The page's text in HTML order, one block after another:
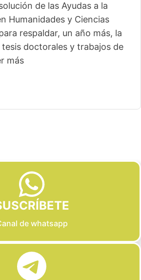
de las Ayudas a la
Humanidades y Ciencias
respaldar, un año más, la
doctorales y trabajos de
más
de whatsapp